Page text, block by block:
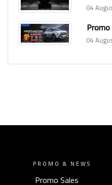
04
04
PROMO & NEWS
Promo Sales